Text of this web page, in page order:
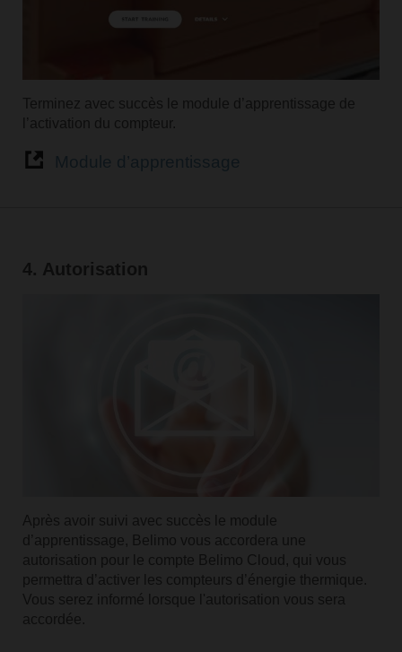
Terminez avec succès le module d’apprentissage de
l’activation du compteur.
4. Autorisation
Après avoir suivi avec succès le module
d’apprentissage, Belimo vous accordera une
autorisation pour le compte Belimo Cloud, qui vous
permettra d’activer les compteurs d’énergie thermique.
Vous serez informé lorsque l'autorisation vous sera
accordée.